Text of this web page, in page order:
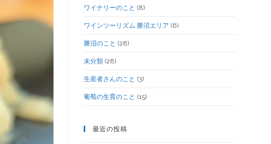
ワイナリーのこと (8)
ワインツーリズム 勝沼エリア (6)
勝沼のこと (28)
未分類 (28)
生産者さんのこと (3)
葡萄の生育のこと (15)
最近の投稿